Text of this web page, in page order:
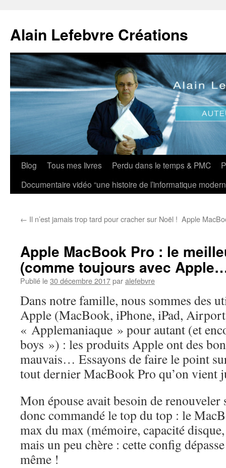
contenu
Alain Lefebvre Créations
Blog Tous mes livres Perdu dans le temps & PMC
Documentaire vidéo “une histoire de l’informatique
← Il n’est jamais trop tard pour cracher sur Noël ! Apple
Apple MacBook Pro : le
(comme toujours avec
Publié le30 décembre 2017paralefebvre
Dans notre famille, nous sommes des
Apple (MacBook, iPhone, iPad,
« Applemaniaque » pour autant (et
boys ») : les produits Apple ont des
mauvais… Essayons de faire le point
tout dernier MacBook Pro qu’on vient
Mon épouse avait besoin de
donc commandé le top du top : le
max du max (mémoire, capacité
mais un peu chère : cette config
même !